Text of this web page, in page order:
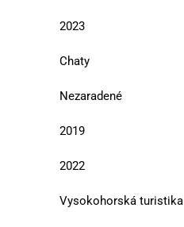
2023
Chaty
Nezaradené
2019
2022
Vysokohorská turistika